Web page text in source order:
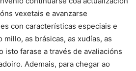
vexetais e avanzarse
con características especiais e
as brásicas, as xudías, as
isto farase a través de avaliacións
Ademais, para chegar ao